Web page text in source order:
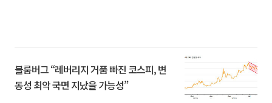
블룸버그 “레버리지 거품 빠진 코스피, 변
동성 최악 국면 지났을 가능성”